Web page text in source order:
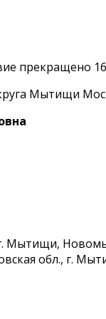
прекращено
Мытищи
Мытищи,
обл., г.